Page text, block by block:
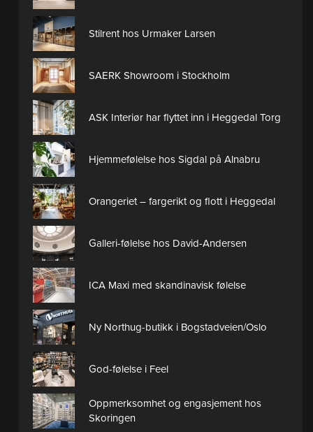
Stilrent hos Urmaker Larsen
SAERK Showroom i Stockholm
ASK Interiør har flyttet inn i Heggedal Torg
Hjemmefølelse hos Sigdal på Alnabru
Orangeriet – fargerikt og flott i Heggedal
Galleri-følelse hos David-Andersen
ICA Maxi med skandinavisk følelse
Ny Northug-butikk i Bogstadveien/Oslo
God-følelse i Feel
Oppmerksomhet og engasjement hos
Skoringen